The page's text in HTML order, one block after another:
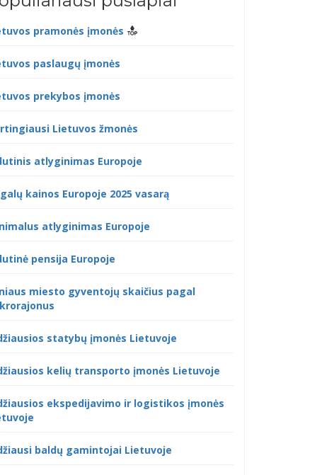
pramonės įmonės
paslaugų įmonės
prekybos įmonės
Lietuvos žmonės
atlyginimas Europoje
kainos Europoje 2025 vasarą
atlyginimas Europoje
pensija Europoje
miesto gyventojų skaičius pagal
statybų įmonės Lietuvoje
kelių transporto įmonės Lietuvoje
ekspedijavimo ir logistikos įmonės
baldų gamintojai Lietuvoje